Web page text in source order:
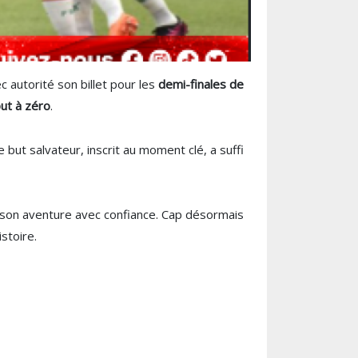
autorité son billet pour les demi-finales de
à zéro.
but salvateur, inscrit au moment clé, a suffi
aventure avec confiance. Cap désormais